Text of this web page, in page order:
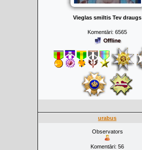
Vieglas smiltis Tev draugs
Komentāri: 6565
urabus
Observators
Komentāri: 56